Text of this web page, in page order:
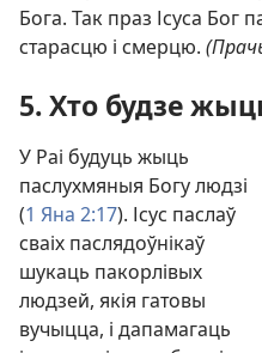
Бога. Так праз Ісуса Бог
старасцю і смерцю.
5. Хто будзе
У Раі будуць жыць
паслухмяныя Богу людзі
(1 Яна 2:17). Ісус паслаў
сваіх паслядоўнікаў
шукаць пакорлівых
людзей, якія гатовы
вучыцца, і дапамагаць